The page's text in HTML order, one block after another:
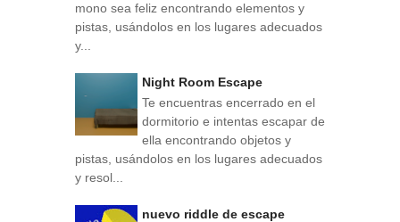
mono sea feliz encontrando elementos y
pistas, usándolos en los lugares adecuados
y...
Night Room Escape
Te encuentras encerrado en el
dormitorio e intentas escapar de
ella encontrando objetos y
pistas, usándolos en los lugares adecuados
y resol...
nuevo riddle de escape